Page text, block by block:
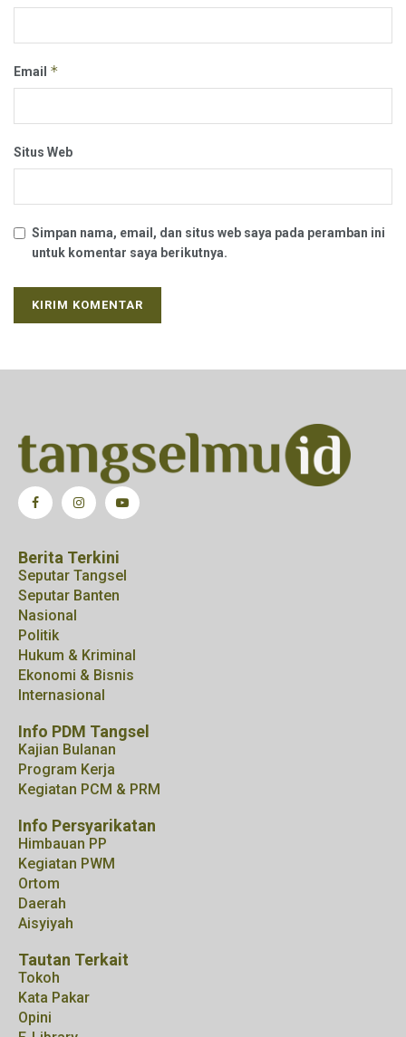
Email *
Situs Web
Simpan nama, email, dan situs web saya pada peramban ini
untuk komentar saya berikutnya.
Berita Terkini
Seputar Tangsel
Seputar Banten
Nasional
Politik
Hukum & Kriminal
Ekonomi & Bisnis
Internasional
Info PDM Tangsel
Kajian Bulanan
Program Kerja
Kegiatan PCM & PRM
Info Persyarikatan
Himbauan PP
Kegiatan PWM
Ortom
Daerah
Aisyiyah
Tautan Terkait
Tokoh
Kata Pakar
Opini